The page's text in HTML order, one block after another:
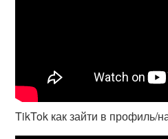
TikTok как зайти в профиль/